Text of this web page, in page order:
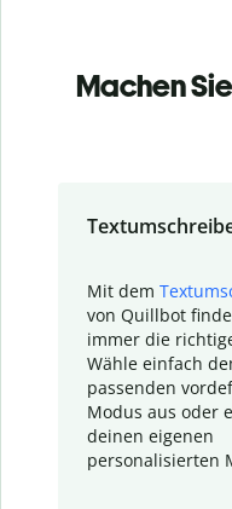
Machen
Mit dem
von Quillbot
immer die
Wähle einfach
passenden
Modus aus oder
deinen eigenen
personalisierten